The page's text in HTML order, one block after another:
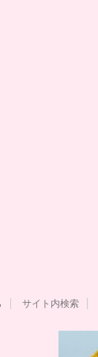
サイト内検索